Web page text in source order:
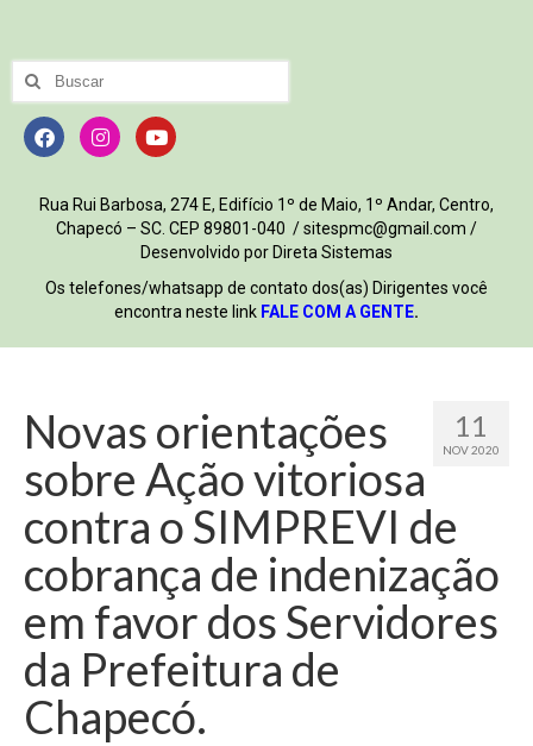
Rua Rui Barbosa, 274 E, Edifício 1º de Maio, 1º Andar, Centro,
Chapecó – SC. CEP 89801-040 / sitespmc@gmail.com /
Desenvolvido por Direta Sistemas
Os telefones/whatsapp de contato dos(as) Dirigentes você
encontra neste link FALE COM A GENTE.
11
NOV 2020
Novas orientações
sobre Ação vitoriosa
contra o SIMPREVI de
cobrança de indenização
em favor dos Servidores
da Prefeitura de
Chapecó.